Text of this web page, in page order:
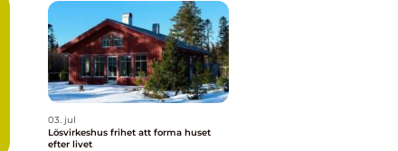
03. jul
Lösvirkeshus frihet att forma huset
efter livet